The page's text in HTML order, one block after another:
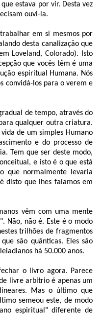
estava por vir. Desta vez
ouvi-la.
em si mesmos por
desta canalização que
Loveland, Colorado). Isto
que vocês têm é uma
espiritual Humana. Nós
convidá-los para o verem e
de tempo, através do
qualquer outra criatura.
de um simples Humano
e do processo de
Tem que ser deste modo,
e isto é o que está
que normalmente levaria
disto que lhes falamos em
vêm com uma mente
Não, não é. Este é o modo
trilhões de fragmentos
são quânticas. Eles são
há 50.000 anos.
o livro agora. Parece
livre arbítrio é apenas um
Mas o último que
semeou este, de modo
espiritual" diferente de